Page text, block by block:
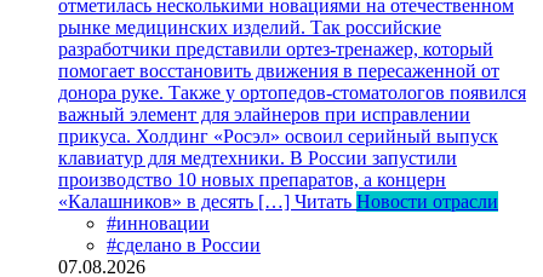
отметилась несколькими новациями на отечественном
рынке медицинских изделий. Так российские
разработчики представили ортез-тренажер, который
помогает восстановить движения в пересаженной от
донора руке. Также у ортопедов-стоматологов появился
важный элемент для элайнеров при исправлении
прикуса. Холдинг «Росэл» освоил серийный выпуск
клавиатур для медтехники. В России запустили
производство 10 новых препаратов, а концерн
«Калашников» в десять […] Читать Новости отрасли
#инновации
#сделано в России
07.08.2026